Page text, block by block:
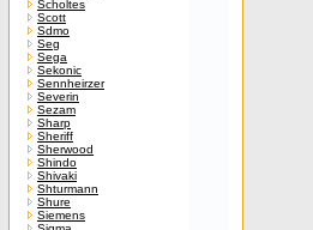
Scholtes
Scott
Sdmo
Seg
Sega
Sekonic
Sennheirzer
Severin
Sezam
Sharp
Sheriff
Sherwood
Shindo
Shivaki
Shturmann
Shure
Siemens